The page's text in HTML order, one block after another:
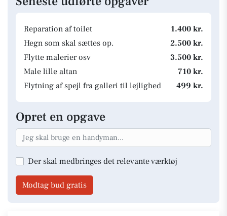
Reparation af toilet
1.400 kr.
Hegn som skal sættes op.
2.500 kr.
Flytte malerier osv
3.500 kr.
Male lille altan
710 kr.
Flytning af spejl fra galleri til lejlighed
499 kr.
Opret en opgave
Der skal medbringes det relevante værktøj
Modtag bud gratis